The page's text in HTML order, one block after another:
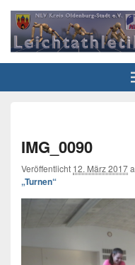
NLV-Kreis Oldenburg-Stadt e.V.
IMG_0090
Veröffentlicht 12. März 2017
„Turnen“